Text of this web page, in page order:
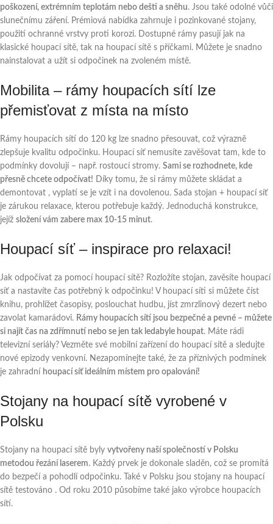
poškození, extrémním teplotám nebo dešti a sněhu. Jsou také odolné vůči
slunečnímu záření. Prémiová nabídka zahrnuje i pozinkované stojany,
použití ochranné vrstvy proti korozi. Dostupné rámy pasují jak na
klasické houpací sítě, tak na houpací sítě s příčkami. Můžete je snadno
nainstalovat a užít si odpočinek na zvoleném místě.
Mobilita – rámy houpacích sítí lze
přemisťovat z místa na místo
Rámy houpacích sítí do 120 kg lze snadno přesouvat, což výrazně
zlepšuje kvalitu odpočinku. Houpací síť nemusíte zavěšovat tam, kde to
podmínky dovolují – např. rostoucí stromy. Sami se rozhodnete, kde
přesně chcete odpočívat! Díky tomu, že si rámy můžete skládat a
demontovat , vyplatí se je vzít i na dovolenou. Sada stojan + houpací síť
je zárukou relaxace, kterou potřebuje každý. Jednoduchá konstrukce,
jejíž složení vám zabere max 10-15 minut.
Houpací síť – inspirace pro relaxaci!
Jak odpočívat za pomocí houpací sítě? Rozložíte stojan, zavěsíte houpací
síť a nastavíte čas potřebný k odpočinku! V houpací síti si můžete číst
knihu, prohlížet časopisy, poslouchat hudbu, jíst zmrzlinový dezert nebo
zavolat kamarádovi. Rámy houpacích sítí jsou bezpečné a pevné – můžete
si najít čas na zdřímnutí nebo se jen tak ledabyle houpat. Máte rádi
televizní seriály? Vezměte své mobilní zařízení do houpací sítě a sledujte
nové epizody venkovní. Nezapomínejte také, že za příznivých podmínek
je zahradní houpací síť ideálním místem pro opalování!
Stojany na houpací sítě vyrobené v
Polsku
Stojany na houpací sítě byly vytvořeny naší společností v Polsku
metodou řezání laserem. Každý prvek je dokonale sladěn, což se promítá
do bezpečí a pohodlí odpočinku. Také v Polsku jsou stojany na houpací
sítě testováno . Od roku 2010 působíme také jako výrobce houpacích
sítí.